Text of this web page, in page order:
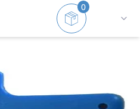
0
Accessoires Grattoir